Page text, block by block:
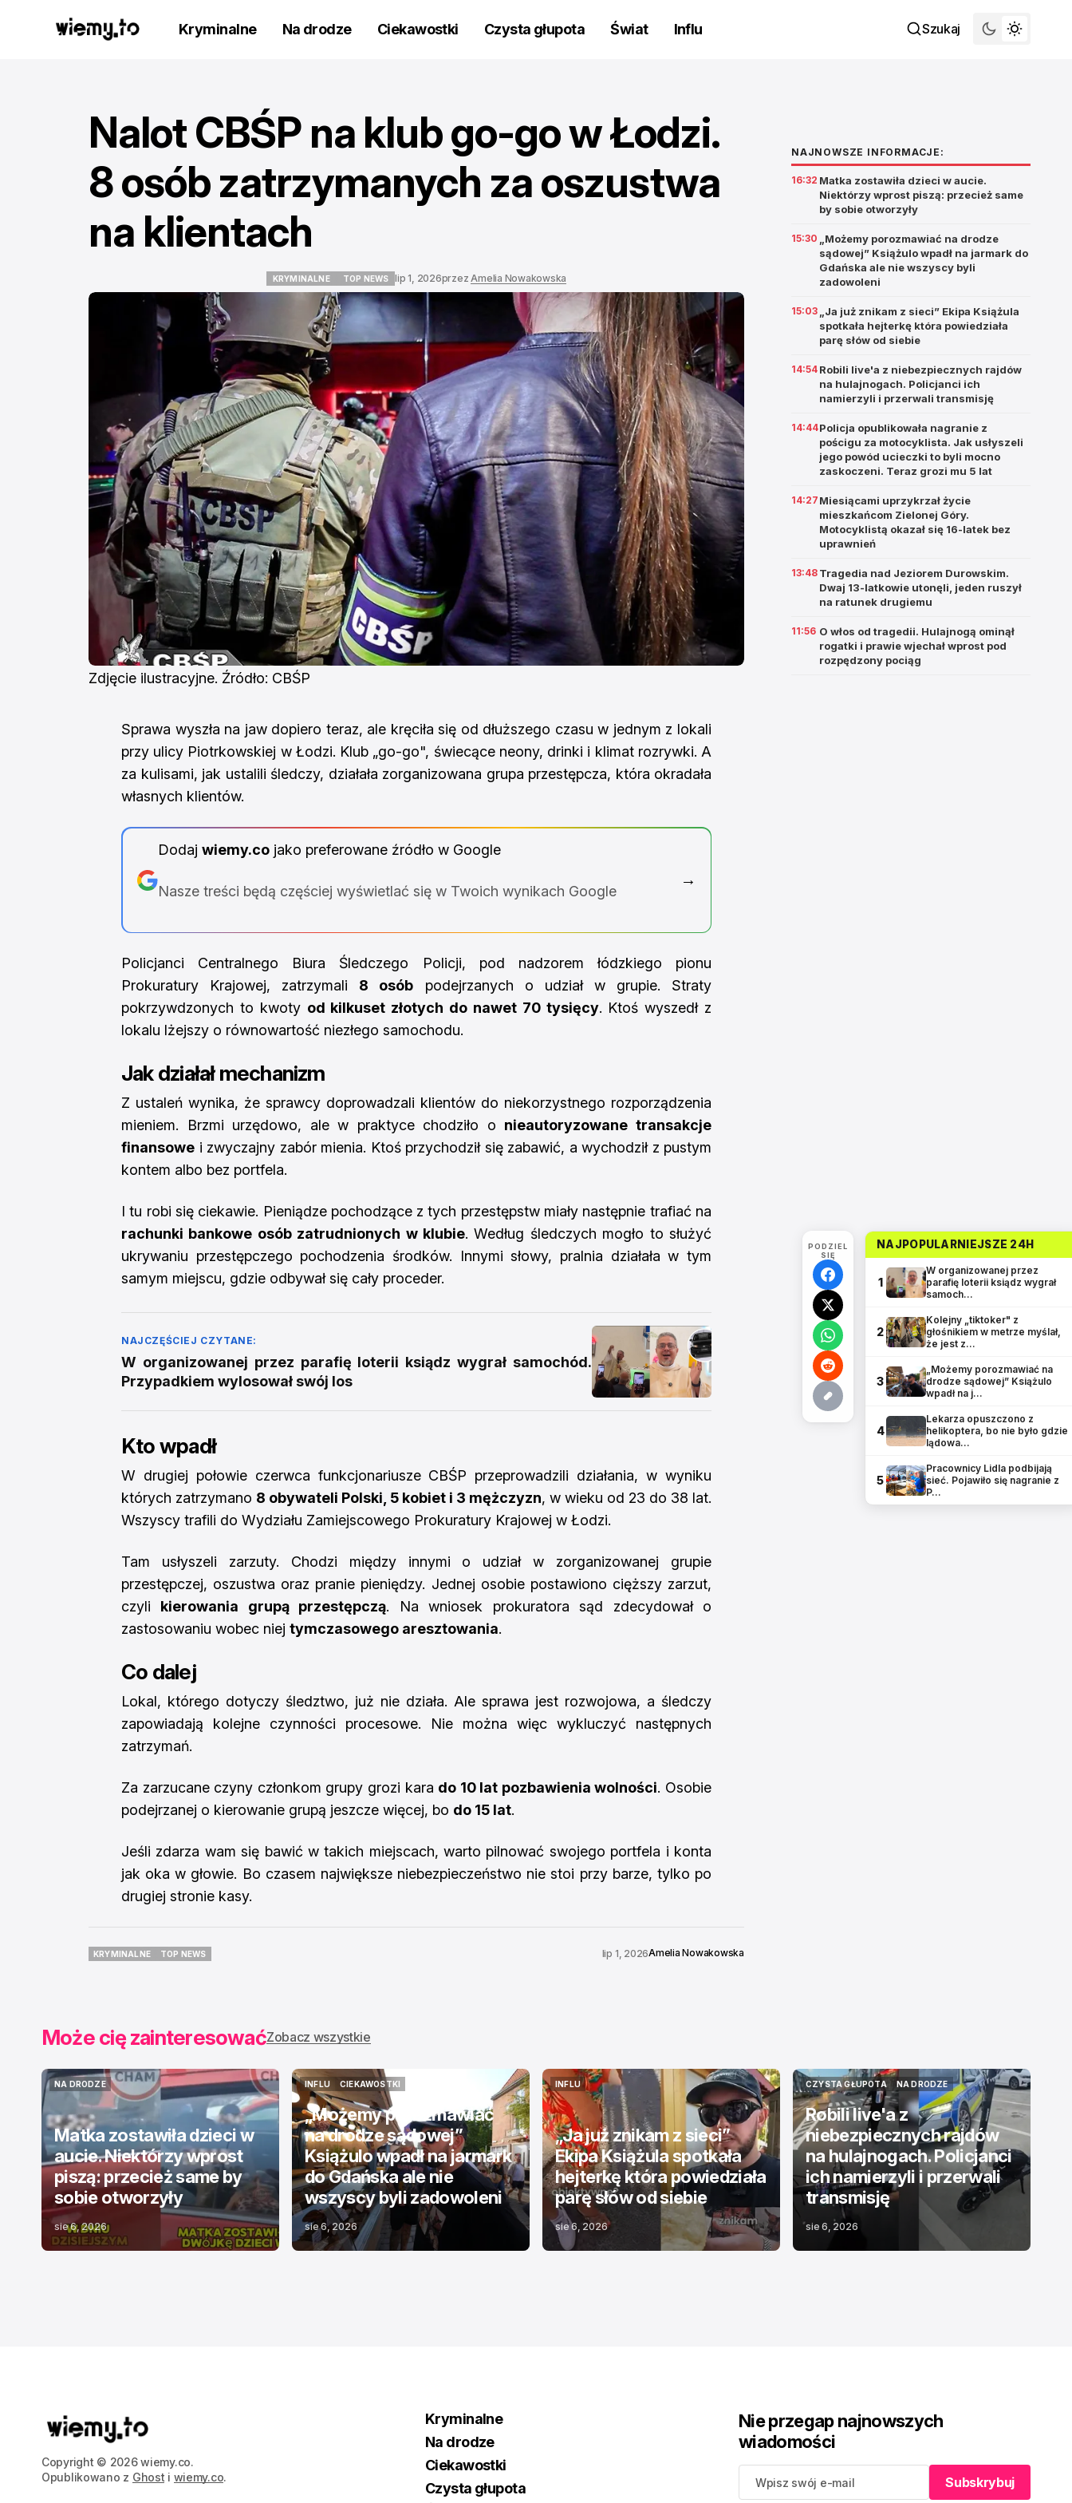
Kryminalne Na drodze Ciekawostki Czysta głupota Świat Influ Szukaj
Nalot CBŚP na klub go-go w Łodzi.
8 osób zatrzymanych za oszustwa
na klientach
KRYMINALNE TOP NEWS lip 1, 2026przez Amelia Nowakowska
Zdjęcie ilustracyjne. Źródło: CBŚP
Sprawa wyszła na jaw dopiero teraz, ale kręciła się od dłuższego czasu w jednym z lokali
przy ulicy Piotrkowskiej w Łodzi. Klub „go-go", świecące neony, drinki i klimat rozrywki. A
za kulisami, jak ustalili śledczy, działała zorganizowana grupa przestępcza, która okradała
własnych klientów.
Dodaj wiemy.cojako preferowane źródło w Google
Nasze treści będą częściej wyświetlać się w Twoich wynikach Google
→
Policjanci Centralnego Biura Śledczego Policji, pod nadzorem łódzkiego pionu
Prokuratury Krajowej, zatrzymali 8 osób podejrzanych o udział w grupie. Straty
pokrzywdzonych to kwoty od kilkuset złotych do nawet 70 tysięcy. Ktoś wyszedł z
lokalu lżejszy o równowartość niezłego samochodu.
Jak działał mechanizm
Z ustaleń wynika, że sprawcy doprowadzali klientów do niekorzystnego rozporządzenia
mieniem. Brzmi urzędowo, ale w praktyce chodziło o nieautoryzowane transakcje
finansowe i zwyczajny zabór mienia. Ktoś przychodził się zabawić, a wychodził z pustym
kontem albo bez portfela.
I tu robi się ciekawie. Pieniądze pochodzące z tych przestępstw miały następnie trafiać na
rachunki bankowe osób zatrudnionych w klubie. Według śledczych mogło to służyć
ukrywaniu przestępczego pochodzenia środków. Innymi słowy, pralnia działała w tym
samym miejscu, gdzie odbywał się cały proceder.
NAJCZĘŚCIEJ CZYTANE:
W organizowanej przez parafię loterii ksiądz wygrał samochód.
Przypadkiem wylosował swój los
Kto wpadł
W drugiej połowie czerwca funkcjonariusze CBŚP przeprowadzili działania, w wyniku
których zatrzymano 8 obywateli Polski, 5 kobiet i 3 mężczyzn, w wieku od 23 do 38 lat.
Wszyscy trafili do Wydziału Zamiejscowego Prokuratury Krajowej w Łodzi.
Tam usłyszeli zarzuty. Chodzi między innymi o udział w zorganizowanej grupie
przestępczej, oszustwa oraz pranie pieniędzy. Jednej osobie postawiono cięższy zarzut,
czyli kierowania grupą przestępczą. Na wniosek prokuratora sąd zdecydował o
zastosowaniu wobec niej tymczasowego aresztowania.
Co dalej
Lokal, którego dotyczy śledztwo, już nie działa. Ale sprawa jest rozwojowa, a śledczy
zapowiadają kolejne czynności procesowe. Nie można więc wykluczyć następnych
zatrzymań.
Za zarzucane czyny członkom grupy grozi kara do 10 lat pozbawienia wolności. Osobie
podejrzanej o kierowanie grupą jeszcze więcej, bo do 15 lat.
Jeśli zdarza wam się bawić w takich miejscach, warto pilnować swojego portfela i konta
jak oka w głowie. Bo czasem największe niebezpieczeństwo nie stoi przy barze, tylko po
drugiej stronie kasy.
KRYMINALNE
TOP NEWS
lip 1, 2026Amelia Nowakowska
NAJNOWSZE INFORMACJE:
16:32 Matka zostawiła dzieci w aucie.
Niektórzy wprost piszą: przecież same
by sobie otworzyły
15:30
„Możemy porozmawiać na drodze
sądowej” Książulo wpadł na jarmark do
Gdańska ale nie wszyscy byli
zadowoleni
15:03
„Ja już znikam z sieci” Ekipa Książula
spotkała hejterkę która powiedziała
parę słów od siebie
14:54 Robili live'a z niebezpiecznych rajdów
na hulajnogach. Policjanci ich
namierzyli i przerwali transmisję
14:44Policja opublikowała nagranie z
pościgu za motocyklista. Jak usłyszeli
jego powód ucieczki to byli mocno
zaskoczeni. Teraz grozi mu 5 lat
14:27 Miesiącami uprzykrzał życie
mieszkańcom Zielonej Góry.
Motocyklistą okazał się 16-latek bez
uprawnień
13:48 Tragedia nad Jeziorem Durowskim.
Dwaj 13-latkowie utonęli, jeden ruszył
na ratunek drugiemu
11:56 O włos od tragedii. Hulajnogą ominął
rogatki i prawie wjechał wprost pod
rozpędzony pociąg
Może cię zainteresowaćZobacz wszystkie
NA DRODZE
NA DRODZE
Matka zostawiła dzieci w
aucie. Niektórzy wprost
piszą: przecież same by
sobie otworzyły
sie 6, 2026
INFLU
INFLU
CIEKAWOSTKI
CIEKAWOSTKI
„Możemy porozmawiać
na drodze sądowej”
Książulo wpadł na jarmark
do Gdańska ale nie
wszyscy byli zadowoleni
sie 6, 2026
INFLU
INFLU
„Ja już znikam z sieci”
Ekipa Książula spotkała
hejterkę która powiedziała
parę słów od siebie
sie 6, 2026
CZYSTA GŁUPOTA
CZYSTA GŁUPOTA
NA DRODZE
NA DRODZE
Robili live'a z
niebezpiecznych rajdów
na hulajnogach. Policjanci
ich namierzyli i przerwali
transmisję
sie 6, 2026
Copyright © 2026 wiemy.co.
Opublikowano z Ghost i wiemy.co.
Kryminalne
Na drodze
Ciekawostki
Czysta głupota
Nie przegap najnowszych
wiadomości
Subskrybuj
PODZIEL
SIĘ
NAJPOPULARNIEJSZE 24H
1
W organizowanej przez
parafię loterii ksiądz wygrał
samoch…
2
Kolejny „tiktoker" z
głośnikiem w metrze myślał,
że jest z…
3
„Możemy porozmawiać na
drodze sądowej” Książulo
wpadł na j…
4
Lekarza opuszczono z
helikoptera, bo nie było gdzie
lądowa…
5
Pracownicy Lidla podbijają
sieć. Pojawiło się nagranie z
P…